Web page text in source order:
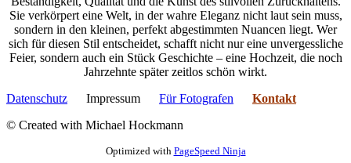
Sie verkörpert eine Welt, in der wahre Eleganz nicht laut sein muss,
sondern in den kleinen, perfekt abgestimmten Nuancen liegt. Wer
sich für diesen Stil entscheidet, schafft nicht nur eine unvergessliche
Feier, sondern auch ein Stück Geschichte – eine Hochzeit, die noch
Jahrzehnte später zeitlos schön wirkt.
Datenschutz Impressum Für Fotografen
Kontakt
© Created with Michael Hockmann
Optimized with PageSpeed Ninja